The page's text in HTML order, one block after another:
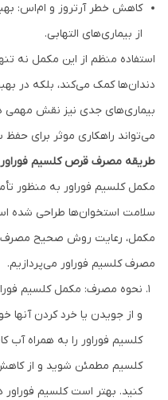
کاهش خطر آرتروز و ام‌اس:
از بیماری‌های التهابی.
استفاده منظم از این مکمل نه
دندان‌ها کمک می‌کند، بلکه در
بیماری‌های جدی نیز نقش مهمی
می‌تواند راهکاری موثر برای حفظ
طریقه مصرف قرص کلسیم فوراور
مکمل کلسیم فوراور به منظور
سلامت استخوان‌ها طراحی شده
مکمل، رعایت روش صحیح مصرف
مصرف کلسیم فوراور می‌پردازیم.
نحوه مصرف: مکمل کلسیم
و از جویدن یا خرد کردن
کلسیم فوراور را به همراه آب
کلسیم مطمئن شوید و از
کنید. بهتر است کلسیم فوراور